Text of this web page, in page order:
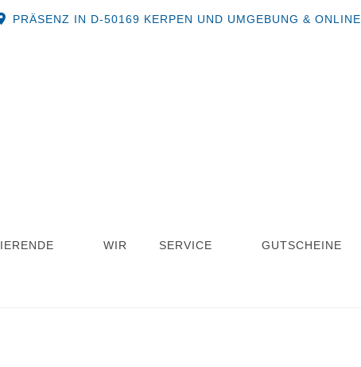
PRÄSENZ IN D-50169 KERPEN UND UMGEBUNG & ONLINE
WIR SERVICE GUTSCHEINE